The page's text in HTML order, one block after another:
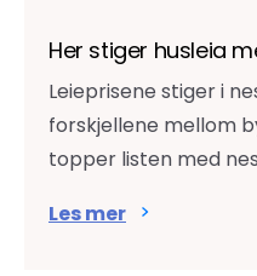
Her stiger husleia
Leieprisene stiger i
forskjellene mellom
topper listen med
Les mer